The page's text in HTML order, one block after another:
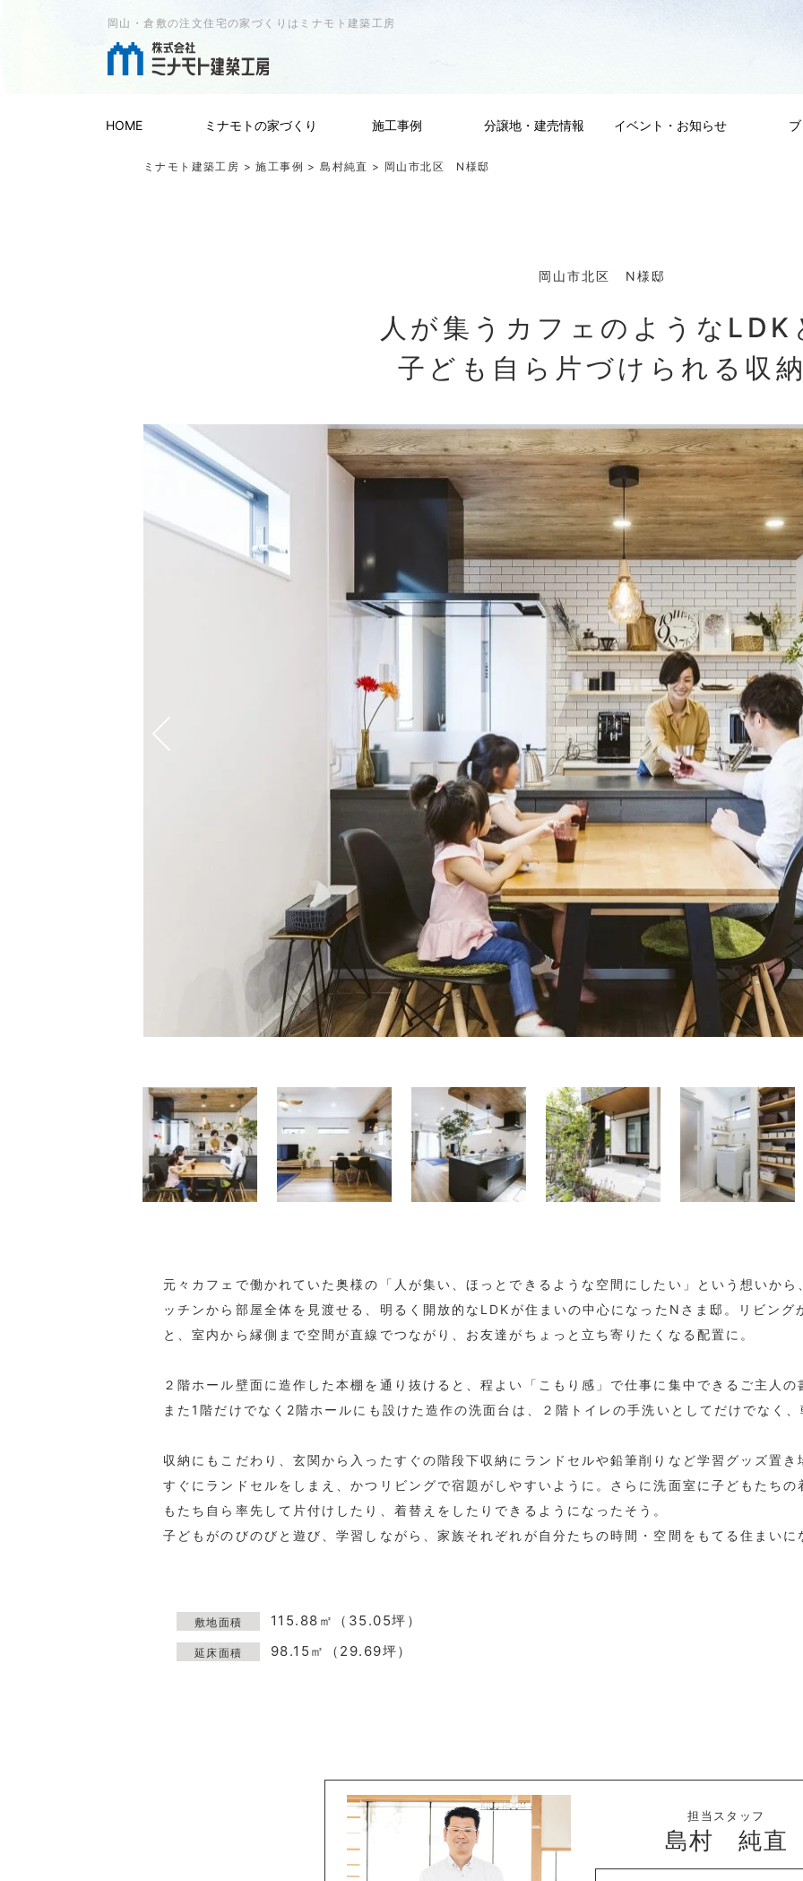
岡山・倉敷の注文住宅の家づくりはミナモト建築工房
HOME ミナモトの家づくり 施工事例 分譲地・建売情報 イベント・お知らせ
ミナモト建築工房 >施工事例 >島村純直 > 岡山市北区 N様邸
岡山市北区 N様邸
人が集うカフェのようなLDK
子ども自ら片づけられる収
元々カフェで働かれていた奥様の「人が集い、ほっとできるような空間にしたい」という想いか
ッチンから部屋全体を見渡せる、明るく開放的なLDKが住まいの中心になったNさま邸。リビン
と、室内から縁側まで空間が直線でつながり、お友達がちょっと立ち寄りたくなる配置に。
２階ホール壁面に造作した本棚を通り抜けると、程よい「こもり感」で仕事に集中できるご主人の
また1階だけでなく2階ホールにも設けた造作の洗面台は、２階トイレの手洗いとしてだけでなく
収納にもこだわり、玄関から入ったすぐの階段下収納にランドセルや鉛筆削りなど学習グッズ置
すぐにランドセルをしまえ、かつリビングで宿題がしやすいように。さらに洗面室に子どもたち
もたち自ら率先して片付けしたり、着替えをしたりできるようになったそう。
子どもがのびのびと遊び、学習しながら、家族それぞれが自分たちの時間・空間をもてる住まいに
敷地面積 115.88㎡（35.05坪）
延床面積 98.15㎡（29.69坪）
担当スタッフ
島村 純直